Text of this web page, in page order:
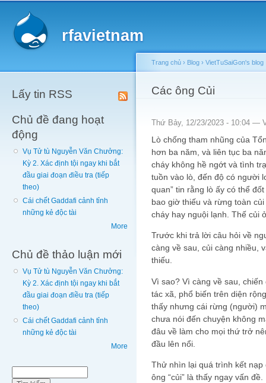
rfavietnam
Lấy tin RSS
Chủ đề đang hoạt
động
Vụ Tử tù Nguyễn Văn Chưởng:
Kỳ 2. Xác định tội ngay khi bắt
đầu giai đoạn điều tra (tiếp
theo)
Cái chết Gaddafi cảnh tỉnh
những kẻ độc tài
More
Chủ đề thảo luận mới
Vụ Tử tù Nguyễn Văn Chưởng:
Kỳ 2. Xác định tội ngay khi bắt
đầu giai đoạn điều tra (tiếp
theo)
Cái chết Gaddafi cảnh tỉnh
những kẻ độc tài
More
You are here
Trang chủ › Blog › VietTuSaiGon's blog
Các ông Củi
Thứ Bảy, 12/23/2023 - 10:04 —
Lò chống tham nhũng của
hơn ba năm, và liên tục ba
cháy không hề ngớt và tình
tuồn vào lò, đến độ có người
quan” tin rằng lò ấy có thể
bao giờ thiếu và rừng toàn
cháy hay nguội lạnh. Thế củi
Trước khi trả lời câu hỏi về
càng về sau, củi càng nhiều,
thiếu.
Vì sao? Vì càng về sau,
tác xã, phổ biến trên diện
thấy nhưng cái rừng (người)
chưa nói đến chuyện không
đâu về làm cho mọi thứ trở
đầu lên nổi.
Thử nhìn lại quá trình kết nạp
ông “củi” là thấy ngay vấn đề.